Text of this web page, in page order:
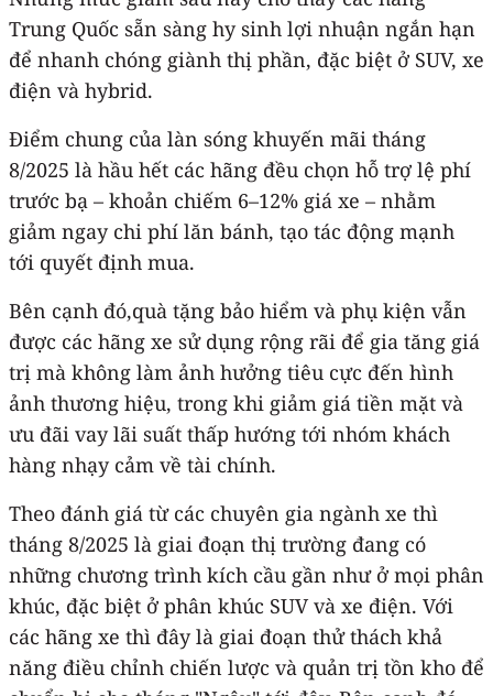
Trung Quốc sẵn sàng hy sinh lợi nhuận ngắn hạn
để nhanh chóng giành thị phần, đặc biệt ở SUV, xe
điện và hybrid.
Điểm chung của làn sóng khuyến mãi tháng
8/2025 là hầu hết các hãng đều chọn hỗ trợ lệ phí
trước bạ – khoản chiếm 6–12% giá xe – nhằm
giảm ngay chi phí lăn bánh, tạo tác động mạnh
tới quyết định mua.
Bên cạnh đó,quà tặng bảo hiểm và phụ kiện vẫn
được các hãng xe sử dụng rộng rãi để gia tăng giá
trị mà không làm ảnh hưởng tiêu cực đến hình
ảnh thương hiệu, trong khi giảm giá tiền mặt và
ưu đãi vay lãi suất thấp hướng tới nhóm khách
hàng nhạy cảm về tài chính.
Theo đánh giá từ các chuyên gia ngành xe thì
tháng 8/2025 là giai đoạn thị trường đang có
những chương trình kích cầu gần như ở mọi phân
khúc, đặc biệt ở phân khúc SUV và xe điện. Với
các hãng xe thì đây là giai đoạn thử thách khả
năng điều chỉnh chiến lược và quản trị tồn kho để